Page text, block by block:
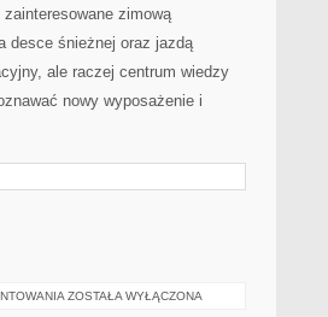
zimową
desce śnieżnej oraz jazdą
ale raczej centrum wiedzy
nowy wyposażenie i
ULICZNE
ZOSTAŁA WYŁĄCZONA